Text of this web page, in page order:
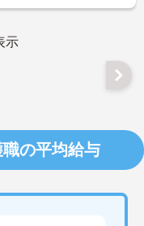
示
の平均給与